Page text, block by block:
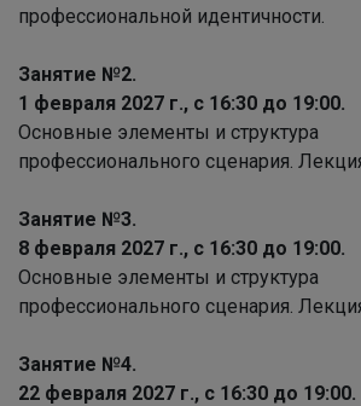
профессиональной идентичности.
Занятие №2.
1 февраля 2027 г., с 16:30 до 19:00.
Основные элементы и структура
профессионального сценария.
Занятие №3.
8 февраля 2027 г., с 16:30 до 19:00.
Основные элементы и структура
профессионального сценария.
Занятие №4.
22 февраля 2027 г., с 16:30 до 19:00.